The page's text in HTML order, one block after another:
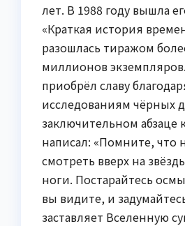
лет. В 1988 году вышла
«Краткая история
разошлась тиражом
миллионов
приобрёл славу
исследованиям чёрных
заключительном абзаце
написал: «Помните, что
смотреть вверх на
ноги. Постарайтесь
вы видите, и
заставляет Вселенную